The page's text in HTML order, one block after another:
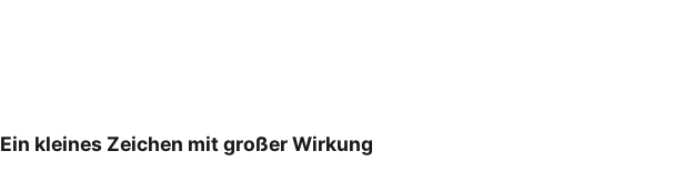
Ein kleines Zeichen mit großer Wirkung